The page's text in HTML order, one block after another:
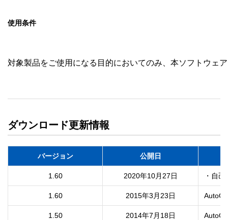
使用条件
対象製品をご使用になる目的においてのみ、本ソフトウェ
ダウンロード更新情報
バージョン 公開日
1.60 2020年10月27日 ・自
1.60 2015年3月23日
1.50 2014年7月18日